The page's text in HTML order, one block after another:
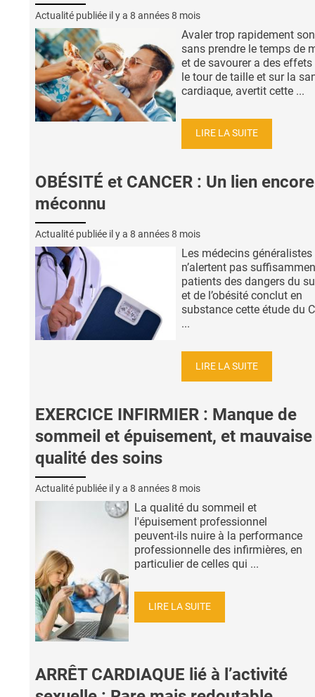
Actualité publiée il y a 8 années 8 mois
Avaler trop rapidement
sans prendre le temps de
et de savourer a des effets
le tour de taille et sur la
cardiaque, avertit cette ...
LIRE LA SUITE
OBÉSITÉ et CANCER : Un lien
méconnu
Actualité publiée il y a 8 années 8 mois
Les médecins généralistes
n’alertent pas
patients des dangers du
et de l’obésité conclut en
substance cette étude du
...
LIRE LA SUITE
EXERCICE INFIRMIER : Manque de
sommeil et épuisement, et mauvaise
qualité des soins
Actualité publiée il y a 8 années 8 mois
La qualité du sommeil et
l'épuisement professionnel
peuvent-ils nuire à la performance
professionnelle des infirmières, en
particulier de celles qui ...
LIRE LA SUITE
ARRÊT CARDIAQUE lié à l’activité